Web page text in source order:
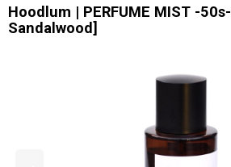
Hoodlum | PERFUME MIST -50s-
Sandalwood]